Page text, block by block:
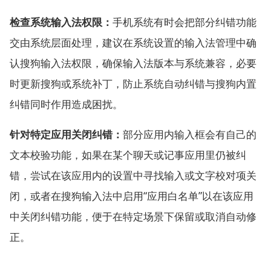
检查系统输入法权限： 手机系统有时会把部分纠错功能
交由系统层面处理，建议在系统设置的输入法管理中确
认搜狗输入法权限，确保输入法版本与系统兼容，必要
时更新搜狗或系统补丁，防止系统自动纠错与搜狗内置
纠错同时作用造成困扰。
针对特定应用关闭纠错： 部分应用内输入框会有自己的
文本校验功能，如果在某个聊天或记事应用里仍被纠
错，尝试在该应用内的设置中寻找输入或文字校对项关
闭，或者在搜狗输入法中启用“应用白名单”以在该应用
中关闭纠错功能，便于在特定场景下保留或取消自动修
正。